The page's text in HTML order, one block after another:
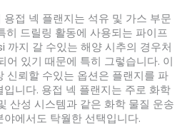
접 넥 플랜지는 석유 및 가스 부문
히 드릴링 활동에 사용되는 파이프
까지 갈 수있는 해양 시추의 경우처
어 있기 때문에 특히 그렇습니다. 이
신뢰할 수있는 옵션은 플랜지를 파
니다. 용접 넥 플랜지는 주로 화학
산성 시스템과 같은 화학 물질 운송
에서도 탁월한 선택입니다.